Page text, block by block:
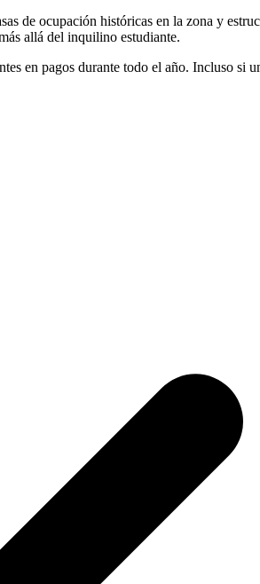
de ocupación históricas en la zona y
allá del inquilino estudiante.
en pagos durante todo el año. Incluso si